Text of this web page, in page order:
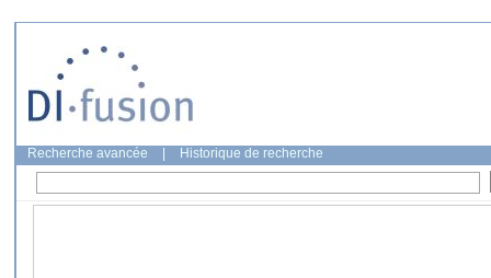
Recherche avancée Historique de recherche